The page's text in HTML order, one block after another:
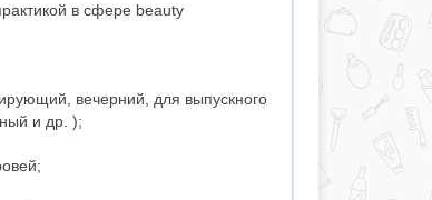
в сфере beauty
вечерний, для выпускного
и др. );